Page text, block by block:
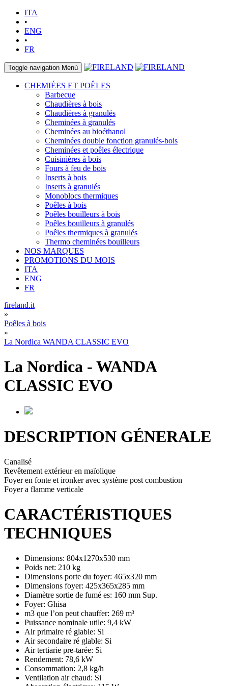
ITA
•
ENG
•
FR
Toggle navigation Menù
CHEMIÉES ET POÊLES
Barbecue
Chaudières à bois
Chaudières à granulés
Cheminées à granulés
Cheminées au bioéthanol
Cheminées double fonction granulés-bois
Cheminées et poêles électrique
Cuisinières à bois
Fours à feu de bois
Inserts à bois
Inserts à granulés
Monoblocs thermiques
Poêles à bois
Poêles bouilleurs à bois
Poêles bouilleurs à granulés
Poêles thermiques à granulés
Thermo cheminées bouilleurs
NOS MARQUES
PROMOTIONS DU MOIS
ITA
ENG
FR
fireland.it
»
Poêles à bois
»
La Nordica WANDA CLASSIC EVO
La Nordica - WANDA
CLASSIC EVO
DESCRIPTION GÉNERALE
Canalisé
Revêtement extérieur en maïolique
Foyer en fonte et ironker avec système post combustion
Foyer a flamme verticale
CARACTÉRISTIQUES
TECHNIQUES
Dimensions: 804x1270x530 mm
Poids net: 210 kg
Dimensions porte du foyer: 465x320 mm
Dimensions foyer: 425x365x285 mm
Diamètre sortie de fumé es: 160 mm Sup.
Foyer: Ghisa
m3 que l’on peut chauffer: 269 m³
Puissance nominale utile: 9,4 kW
Air primaire ré glable: Si
Air secondaire ré glable: Si
Air tertiarie pre-tarée: Si
Rendement: 78,6 kW
Consommation: 2,8 kg/h
Ventilation air chaud: Si